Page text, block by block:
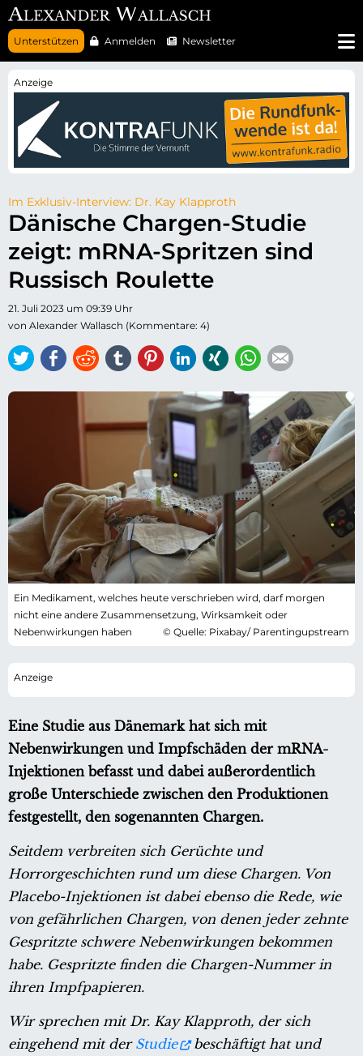
N
a
v
r
r
i
n
g
Unterstützen Anmelden Newsletter
Im Exklusiv-Interview: Dr. Kay Klapproth
Dänische Chargen-Studie
zeigt: mRNA-Spritzen sind
Russisch Roulette
21. Juli 2023 um 09:39 Uhr
von Alexander Wallasch (Kommentare: 4)
TwitterFacebook
ReddittumblrPinterestLinkedIn
Xing WhatsApp
Ein Medikament, welches heute verschrieben wird, darf morgen
nicht eine andere Zusammensetzung, Wirksamkeit oder
Nebenwirkungen haben
© Quelle: Pixabay/ Parentingupstream
Eine Studie aus Dänemark hat sich mit
Nebenwirkungen und Impfschäden der mRNA-
Injektionen befasst und dabei außerordentlich
große Unterschiede zwischen den Produktionen
festgestellt, den sogenannten Chargen.
Seitdem verbreiten sich Gerüchte und
Horrorgeschichten rund um diese Chargen. Von
Placebo-Injektionen ist dabei ebenso die Rede, wie
von gefährlichen Chargen, von denen jeder zehnte
Gespritzte schwere Nebenwirkungen bekommen
habe. Gespritzte finden die Chargen-Nummer in
ihren Impfpapieren.
Wir sprechen mit Dr. Kay Klapproth, der sich
eingehend mit der Studie
beschäftigt hat und